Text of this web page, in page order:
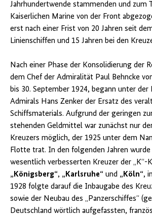
Jahrhundertwende stammenden und zum
Kaiserlichen Marine von der Front
erst nach einer Frist von 20 Jahren seit
Linienschiffen und 15 Jahren bei den
Nach einer Phase der Konsolidierung der
dem Chef der Admiralität Paul Behncke
bis 30. September 1924, begann unter der
Admirals Hans Zenker der Ersatz des
Schiffsmaterials. Aufgrund der geringen
stehenden Geldmittel war zunächst nur
Kreuzers möglich, der 1925 unter dem
Flotte trat. In den folgenden Jahren wurde
wesentlich verbesserten Kreuzer der „K“-
„Königsberg“, „Karlsruhe“ und „Köln“,
1928 folgte darauf die Inbaugabe des
sowie der Neubau des „Panzerschiffes“
Deutschland wörtlich aufgefassten,